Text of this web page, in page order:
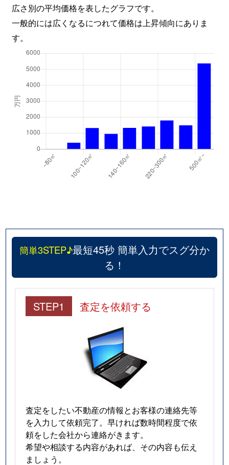
広さ別の平均価格を表したグラフです。
一般的には広くなるにつれて価格は上昇傾向にありま
す。
簡単3STEP♪最短45秒 簡単入力でスグ分か
る！
STEP1 査定を依頼する
査定をしたい不動産の情報とお客様の連絡先等
を入力して依頼完了。早ければ数時間程度で依
頼をした会社から連絡がきます。
希望や相談する内容があれば、その内容も伝え
ましょう。